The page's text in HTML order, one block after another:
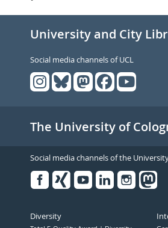
University and City
Social media channels of UCL
The University of
Social media channels of the
Diversity